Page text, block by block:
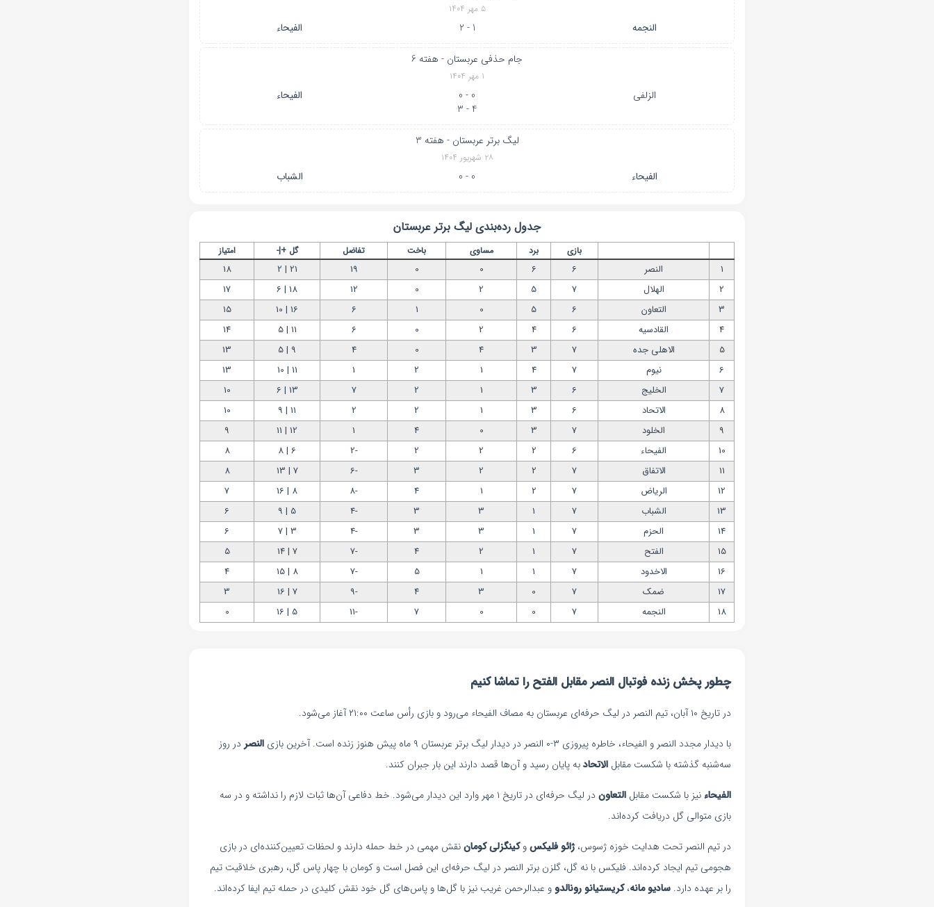
۵ مهر ۱۴۰۴
النجمه 1 - 2 الفیحاء
جام حذفی عربستان - هفته 6
۱ مهر ۱۴۰۴
الزلفی
0 - 0
4 - 3
الفیحاء
لیگ برتر عربستان - هفته 3
۲۸ شهریور ۱۴۰۴
الفیحاء 0 - 0 الشباب
جدول رده‌بندی لیگ برتر عربستان
بازی برد مساوی باخت تفاضل گل +|- امتیاز
1 النصر 6
6
0
0
19
21 | 2
18
2
الهلال 7
5
2
0
12
18 | 6
17
3
التعاون 6
5
0
1
6
16 | 10
15
4
القادسیه 6
4
2
0
6
11 | 5
14
5
الاهلی جده 7
3
4
0
4
9 | 5
13
6
نیوم 7
4
1
2
1
11 | 10
13
7
الخلیج 6
3
1
2
7
13 | 6
10
8
الاتحاد 6
3
1
2
2
11 | 9
10
9
الخلود 7
3
0
4
1
12 | 11
9
10
الفیحاء 6
2
2
2
-2
6 | 8
8
11
الاتفاق 7
2
2
3
-6
7 | 13
8
12
الریاض 7
2
1
4
-8
8 | 16
7
13
الشباب 7
1
3
3
-4
5 | 9
6
14
الحزم 7
1
3
3
-4
3 | 7
6
15
الفتح 7
1
2
4
-7
7 | 14
5
16
الاخدود 7
1
1
5
-7
8 | 15
4
17
ضمک 7
0
3
4
-9
7 | 16
3
18
النجمه 7
0
0
7
-11
5 | 16
0
چطور پخش زنده فوتبال النصر مقابل الفتح را تماشا کنیم
در تاریخ ۱۰ آبان، تیم النصر در لیگ حرفه‌ای عربستان به مصاف الفیحاء می‌رود و بازی رأس ساعت ۲۱:۰۰ آغاز می‌شود.
با دیدار مجدد النصر و الفیحاء، خاطره پیروزی ۳-۰ النصر در دیدار لیگ برتر عربستان ۹ ماه پیش هنوز زنده است. آخرین بازی
النصر در روز
سه‌شنبه گذشته با شکست مقابل الاتحادبه پایان رسید و آن‌ها قصد دارند این بار جبران کنند.
الفیحاءنیز با شکست مقابل التعاون
در لیگ حرفه‌ای در تاریخ ۱ مهر وارد این دیدار می‌شود. خط دفاعی آن‌ها ثبات لازم را نداشته و در سه
بازی متوالی گل دریافت کرده‌اند.
در تیم النصر تحت هدایت خوزه ژسوس، ژائو فلیکسوکینگزلی کوماننقش مهمی در خط حمله دارند و لحظات تعیین‌کننده‌ای در بازی
هجومی تیم ایجاد کرده‌اند. فلیکس با نه گل، گلزن برتر النصر در لیگ حرفه‌ای این فصل است و کومان با چهار پاس گل، رهبری خلاقیت تیم
را بر عهده دارد. سادیو مانه،کریستیانو رونالدو و عبدالرحمن غریب نیز با گل‌ها و پاس‌های گل خود نقش کلیدی در حمله تیم ایفا کرده‌اند.